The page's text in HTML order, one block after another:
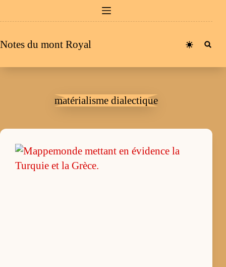
au
Notes du mont Royal
matérialisme dialectique